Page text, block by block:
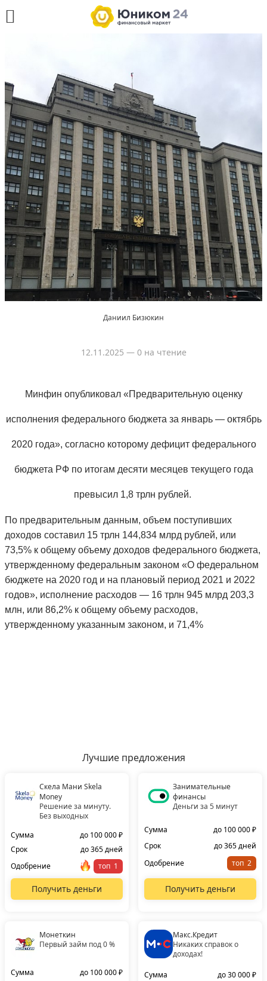
Даниил Бизюкин
12.11.2025 — 0 на чтение
Минфин опубликовал «Предварительную оценку
исполнения федерального бюджета за январь — октябрь
2020 года», согласно которому дефицит федерального
бюджета РФ по итогам десяти месяцев текущего года
превысил 1,8 трлн рублей.
По предварительным данным, объем поступивших
доходов составил 15 трлн 144,834 млрд рублей, или
73,5% к общему объему доходов федерального бюджета,
утвержденному федеральным законом «О федеральном
бюджете на 2020 год и на плановый период 2021 и 2022
годов», исполнение расходов — 16 трлн 945 млрд 203,3
млн, или 86,2% к общему объему расходов,
утвержденному указанным законом, и 71,4%
Лучшие предложения
Скела Мани Skela
Money
Решение за минуту.
Без выходных
Сумма
до 100 000 ₽
Срок
до 365 дней
Одобрение
топ
Получить деньги
Занимательные
финансы
Деньги за 5 минут
Сумма
до 100 000 ₽
Срок
до 365 дней
Одобрение
топ
Получить деньги
Монеткин
Первый займ под 0 %
Сумма
до 100 000 ₽
Макс.Кредит
Никаких справок о
доходах!
Сумма
до 30 000 ₽